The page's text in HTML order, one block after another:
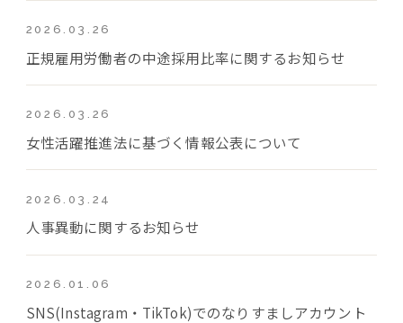
2026.03.26
正規雇用労働者の中途採用比率に関するお知らせ
2026.03.26
女性活躍推進法に基づく情報公表について
2026.03.24
人事異動に関するお知らせ
2026.01.06
SNS(Instagram・TikTok)でのなりすましアカウント